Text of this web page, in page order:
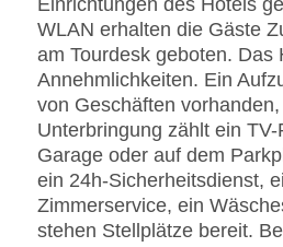
Einrichtungen des Hotels
WLAN erhalten die Gäste
am Tourdesk geboten.
Annehmlichkeiten. Ein
von Geschäften
Unterbringung zählt ein
Garage oder auf dem
ein 24h-Sicherheitsdienst,
Zimmerservice, ein
stehen Stellplätze bereit.